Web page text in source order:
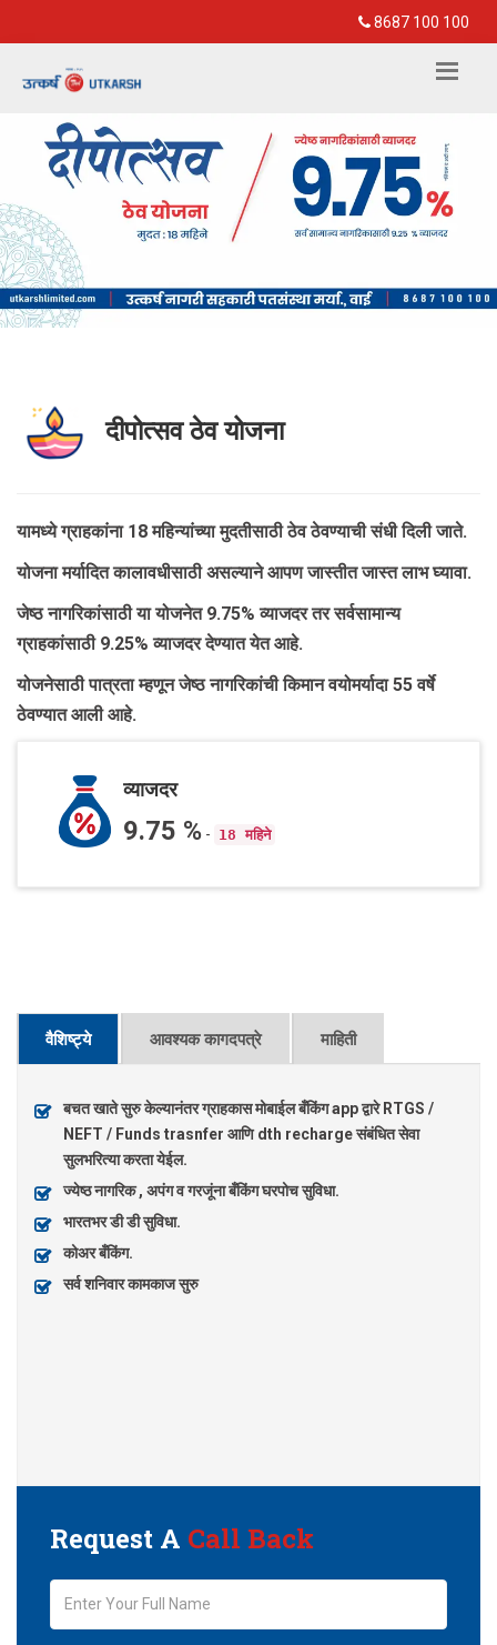
8687 100 100
दीपोत्सव ठेव योजना
यामध्ये ग्राहकांना 18 महिन्यांच्या मुदतीसाठी ठेव ठेवण्याची संधी दिली जाते.
योजना मर्यादित कालावधीसाठी असल्याने आपण जास्तीत जास्त लाभ घ्यावा.
जेष्ठ नागरिकांसाठी या योजनेत 9.75% व्याजदर तर सर्वसामान्य
ग्राहकांसाठी 9.25% व्याजदर देण्यात येत आहे.
योजनेसाठी पात्रता म्हणून जेष्ठ नागरिकांची किमान वयोमर्यादा 55 वर्षे
ठेवण्यात आली आहे.
व्याजदर
9.75 % - 18 महिने
वैशिष्ट्ये आवश्यक कागदपत्रे माहिती
बचत खाते सुरु केल्यानंतर ग्राहकास मोबाईल बँकिंग app द्वारे RTGS /
NEFT / Funds trasnfer आणि dth recharge संबंधित सेवा
सुलभरित्या करता येईल.
ज्येष्ठ नागरिक , अपंग व गरजूंना बँकिंग घरपोच सुविधा.
भारतभर डी डी सुविधा.
कोअर बँकिंग.
सर्व शनिवार कामकाज सुरु
Request A Call Back